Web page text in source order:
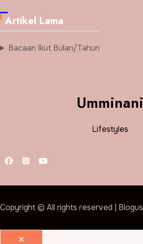
Artikel Lama
Bacaan Ikut Bulan/Tahun
Umminani
Lifestyles
Copyright © All rights reserved Blogus